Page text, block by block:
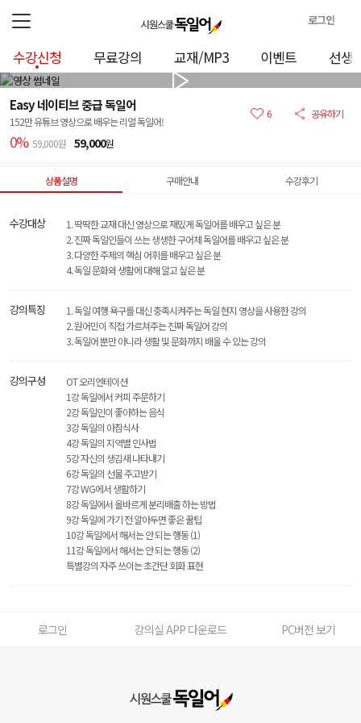
인
로그인
수강신청 무료강의 교재/MP3 이벤트 선생
Easy 네이티브 중급 독일어
152만 유튜브영상으로 배우는 리얼 독일어!
0% 59,000원 59,000원
6 공유하기
상품설명 구매안내 수강후기
수강대상
1. 딱딱한 교재 대신 영상으로 재밌게 독일어를 배우고 싶은 분
2. 진짜 독일인들이 쓰는 생생한 구어체 독일어를 배우고 싶은 분
3. 다양한 주제의 핵심 어휘를 배우고 싶은 분
4. 독일 문화와 생활에 대해 알고 싶은 분
강의특징
1. 독일 여행 욕구를 대신 충족시켜주는 독일 현지 영상을 사용한 강의
2. 원어민이 직접 가르쳐주는 진짜 독일어 강의
3. 독일어 뿐만 아니라 생활 및 문화까지 배울 수 있는 강의
강의구성
OT 오리엔테이션
1강 독일에서 커피 주문하기
2강 독일인이 좋아하는 음식
3강 독일의 아침식사
4강 독일의 지역별 인사법
5강 자신의 생김새 나타내기
6강 독일의 선물 주고받기
7강 WG에서 생활하기
8강 독일에서 올바르게 분리배출 하는 방법
9강 독일에 가기 전 알아두면 좋은 꿀팁
10강 독일에서 해서는 안 되는 행동 (1)
11강 독일에서 해서는 안 되는 행동 (2)
특별강의 자주 쓰이는 초간단 회화 표현
로그인 강의실 APP 다운로드 PC버전 보기